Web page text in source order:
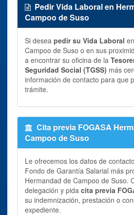
Pedir Vida Laboral en
Campoo de Suso
Si desea pedir su Vida Laboral
Campoo de Suso o en sus
a encontrar su oficina de la
Seguridad Social (TGSS) más
información de contacto para que
trámite.
Cita previa FOGASA
Campoo de Suso
Le ofrecemos los datos de
Fondo de Garantía Salarial más
Hermandad de Campoo de Suso.
delegación y pida cita previa
su indemnización, prestación o
expediente.